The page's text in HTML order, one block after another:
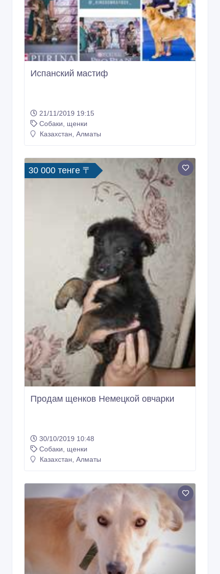
Испанский мастиф
21/11/2019 19:15
Собаки, щенки
Казахстан, Алматы
30 000 тенге 〒
Продам щенков Немецкой овчарки
30/10/2019 10:48
Собаки, щенки
Казахстан, Алматы